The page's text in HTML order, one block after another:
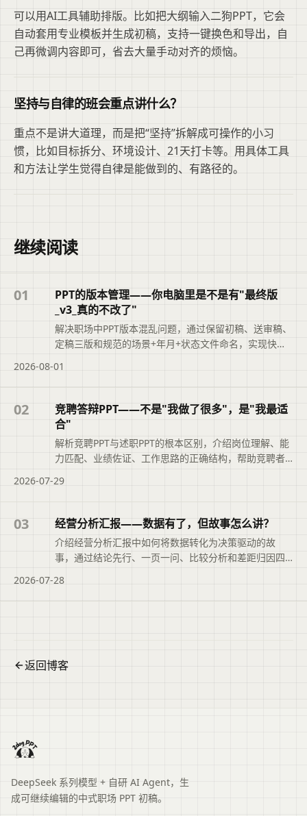
可以用AI工具辅助排版。比如把大纲输入二狗PPT，它会
自动套用专业模板并生成初稿，支持一键换色和导出，自
己再微调内容即可，省去大量手动对齐的烦恼。
坚持与自律的班会重点讲什么？
重点不是讲大道理，而是把“坚持”拆解成可操作的小习
惯，比如目标拆分、环境设计、21天打卡等。用具体工具
和方法让学生觉得自律是能做到的、有路径的。
继续阅读
01
PPT的版本管理——你电脑里是不是有"最终版
_v3_真的不改了"
解决职场中PPT版本混乱问题，通过保留初稿、送审稿、
定稿三版和规范的场景+年月+状态文件命名，实现快速
2026-08-01
02
竞聘答辩PPT——不是"我做了很多"，是"我最适
合"
解析竞聘PPT与述职PPT的根本区别，介绍岗位理解、能
力匹配、业绩佐证、工作思路的正确结构，帮助竞聘者
2026-07-29
03 经营分析汇报——数据有了，但故事怎么讲？
介绍经营分析汇报中如何将数据转化为决策驱动的故
事，通过结论先行、一页一问、比较分析和差距归因四
2026-07-28
返回博客
DeepSeek 系列模型 + 自研 AI Agent，生
成可继续编辑的中式职场 PPT 初稿。